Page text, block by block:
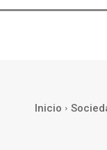
Inicio